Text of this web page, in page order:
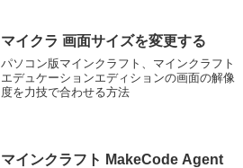
ル解説...
マイクラ 画面サイズを変更する
パソコン版マインクラフト、マインクラフト
エデュケーションエディションの画面の解像
度を力技で合わせる方法
マインクラフト MakeCode Agent